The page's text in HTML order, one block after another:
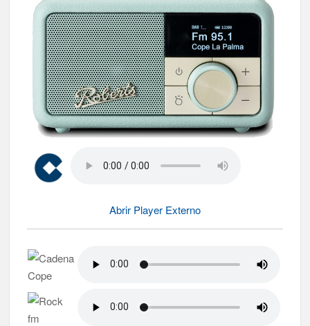
Abrir Player Externo